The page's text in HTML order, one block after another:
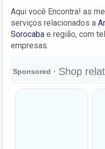
Aqui você Encontra! as
serviços relacionados a
Sorocaba e região, com
empresas.